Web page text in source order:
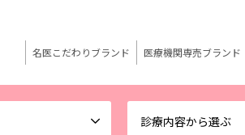
診療内容から選ぶ
名医こだわりブランド 医療機関専売ブランド